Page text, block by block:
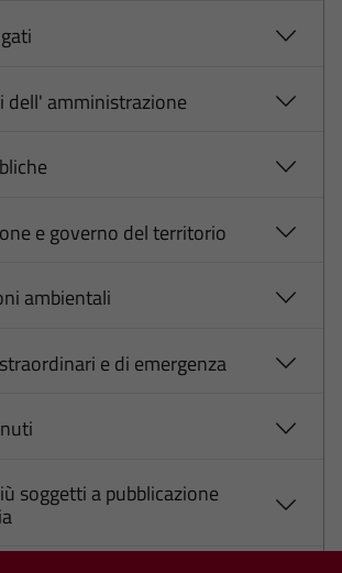
dell' amministrazione
e governo del territorio
ambientali
e di emergenza
soggetti a pubblicazione